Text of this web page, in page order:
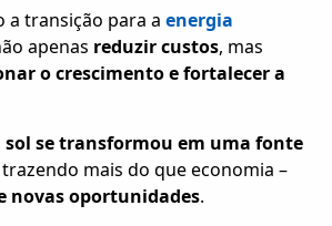
a transição para a energia
apenas reduzir custos, mas
o crescimento e fortalecer a
sol se transformou em uma fonte
trazendo mais do que economia –
novas oportunidades.